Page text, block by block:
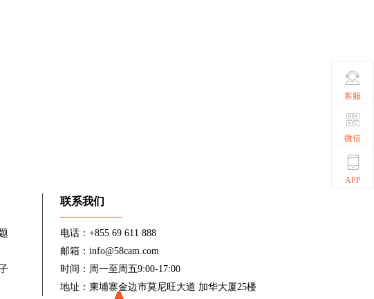
联系我们
电话：+855 69 611 888
邮箱：info@58cam.com
时间：周一至周五9:00-17:00
地址：柬埔寨金边市莫尼旺大道 加华大厦25楼
客服
微信
APP